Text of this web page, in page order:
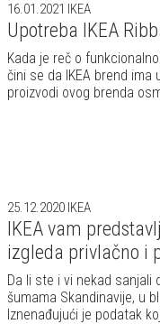
16.01.2021 IKEA
Upotreba IKEA
Kada je reč o
čini se da IKEA brend
proizvodi ovog brenda
25.12.2020 IKEA
IKEA vam
izgleda privlačno i
Da li ste i vi nekad sanjali
šumama Skandinavije, u
Iznenađujući je podatak